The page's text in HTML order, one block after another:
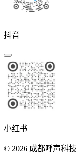
抖音
小红书
© 2026 成都呼声科